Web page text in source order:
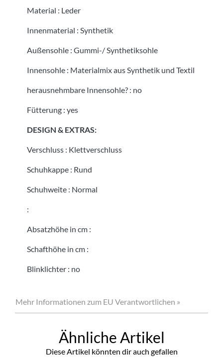
Material : Leder
Innenmaterial : Synthetik
Außensohle : Gummi-/ Synthetiksohle
Innensohle : Materialmix aus Synthetik und Textil
herausnehmbare Innensohle? : no
Fütterung : yes
DESIGN & EXTRAS:
Verschluss : Klettverschluss
Schuhkappe : Rund
Schuhweite : Normal
:
Absatzhöhe in cm :
Schafthöhe in cm :
Blinklichter : no
Mehr Informationen zum EU Verantwortlichen »
Ähnliche Artikel
Diese Artikel könnten dir auch gefallen